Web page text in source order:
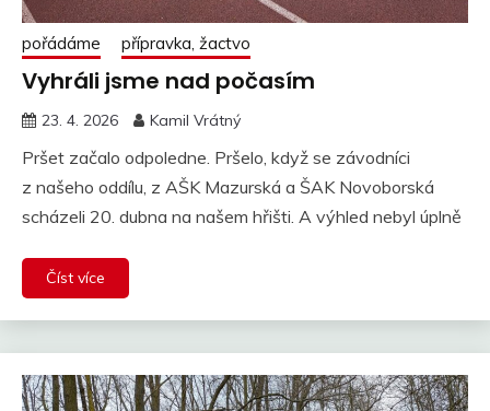
pořádáme přípravka, žactvo
Vyhráli jsme nad počasím
23. 4. 2026 Kamil Vrátný
Pršet začalo odpoledne. Pršelo, když se závodníci
z našeho oddílu, z AŠK Mazurská a ŠAK Novoborská
scházeli 20. dubna na našem hřišti. A výhled nebyl úplně
Číst více